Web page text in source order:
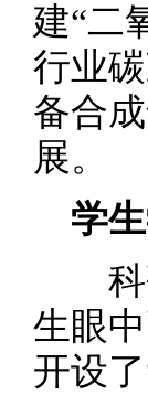
建“二
行业
备合
展。
学
科研
生眼
开设